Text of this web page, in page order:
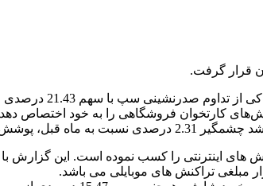
از کل تراکنش ها همانند ماه های گذشته است.
اردیبهشت ماه 1401 توانسته 21.08 درصد از تعداد تراکنش‌های
را به دست آورد.